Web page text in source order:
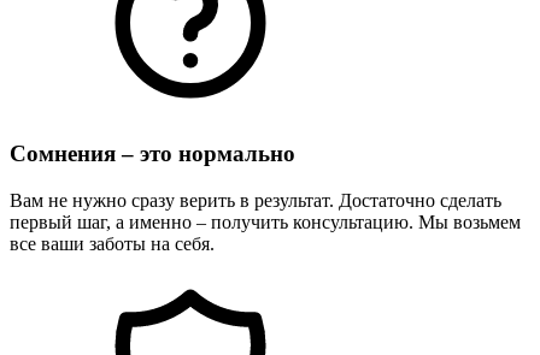
Сомнения – это нормально
Вам не нужно сразу верить в результат. Достаточно сделать
первый шаг, а именно – получить консультацию. Мы возьмем
все ваши заботы на себя.